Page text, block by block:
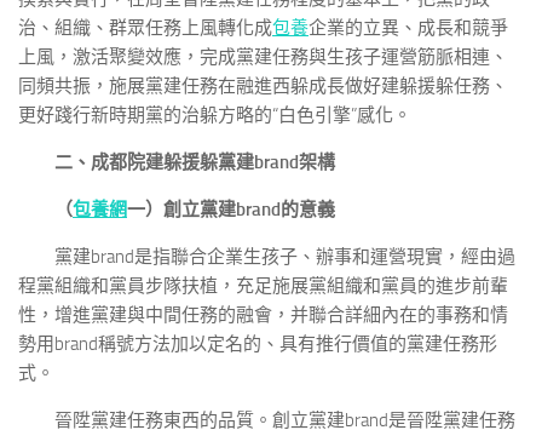
治、組織、群眾任務上風轉化成包養企業的立異、成長和競爭
上風，激活聚變效應，完成黨建任務與生孩子運營筋脈相連、
同頻共振，施展黨建任務在融進西躲成長做好建躲援躲任務、
更好踐行新時期黨的治躲方略的“白色引擎”感化。
二、成都院建躲援躲黨建brand架構
（包養網一）創立黨建brand的意義
黨建brand是指聯合企業生孩子、辦事和運營現實，經由過
程黨組織和黨員步隊扶植，充足施展黨組織和黨員的進步前輩
性，增進黨建與中間任務的融會，并聯合詳細內在的事務和情
勢用brand稱號方法加以定名的、具有推行價值的黨建任務形
式。
晉陞黨建任務東西的品質。創立黨建brand是晉陞黨建任務